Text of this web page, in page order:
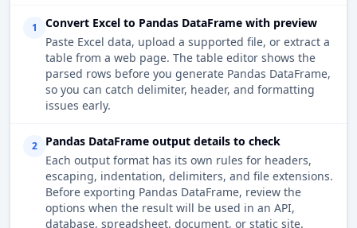
1
Convert Excel to Pandas DataFrame with preview
Paste Excel data, upload a supported file, or extract a
table from a web page. The table editor shows the
parsed rows before you generate Pandas DataFrame,
so you can catch delimiter, header, and formatting
issues early.
2
Pandas DataFrame output details to check
Each output format has its own rules for headers,
escaping, indentation, delimiters, and file extensions.
Before exporting Pandas DataFrame, review the
options when the result will be used in an API,
database, spreadsheet, document, or static site.